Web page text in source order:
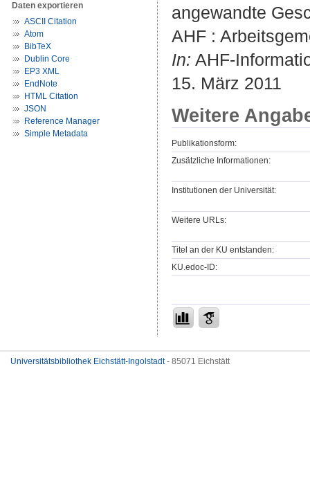
Daten exportieren
ASCII Citation
Atom
BibTeX
Dublin Core
EP3 XML
EndNote
HTML Citation
JSON
Reference Manager
Simple Metadata
angewandte
AHF :
In: AHF-
15. März 2011
Weitere
Publikationsform:
Zusätzliche Informationen:
Institutionen der Universität:
Weitere URLs:
Titel an der KU entstanden:
KU.edoc-ID:
Universitätsbibliothek Eichstätt-Ingolstadt- 85071 Eichstätt